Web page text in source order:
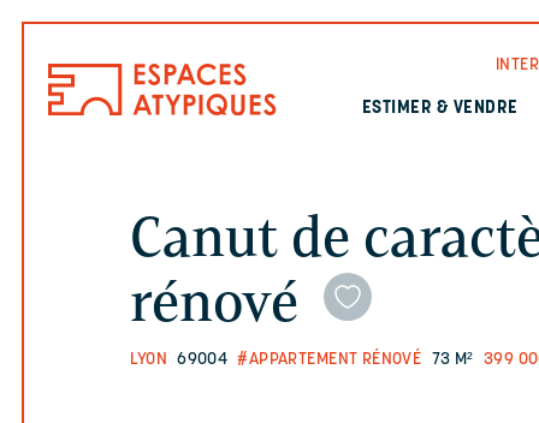
ESTIMER & VENDRE
Canut de
rénové
LYON 69004 #APPARTEMENT RÉNOVÉ 73 M² 399